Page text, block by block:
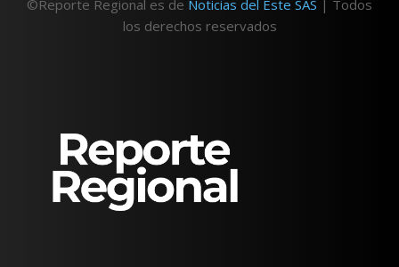
©Reporte Regional es de Noticias del Este SAS | Todos
los derechos reservados